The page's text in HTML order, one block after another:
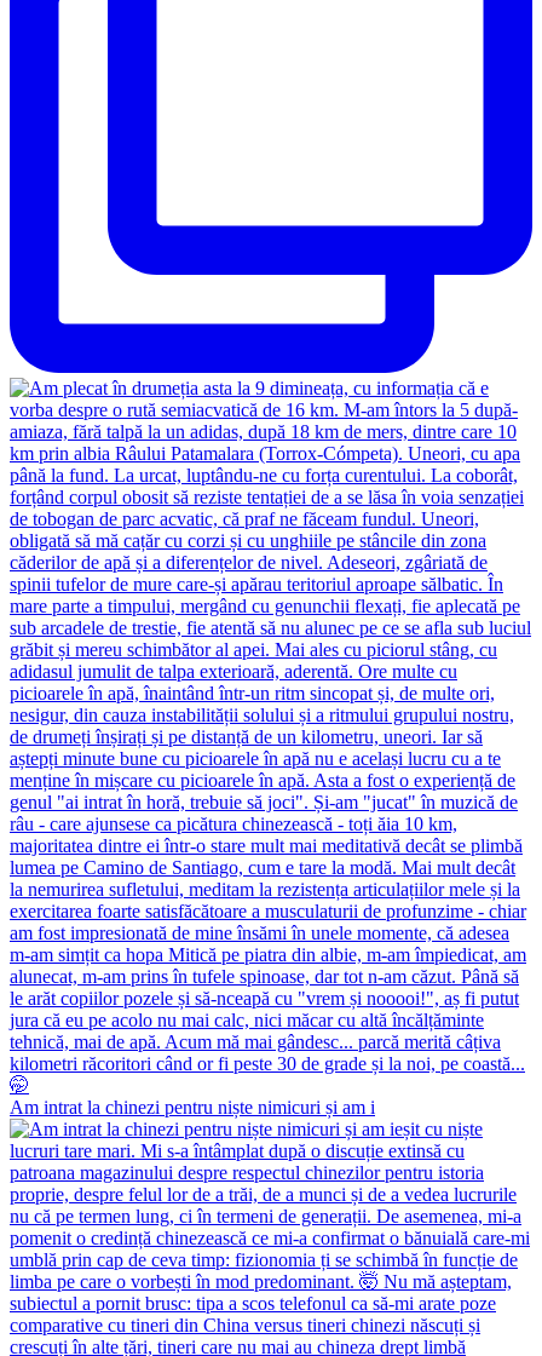
Am intrat la chinezi pentru niște nimicuri și am i